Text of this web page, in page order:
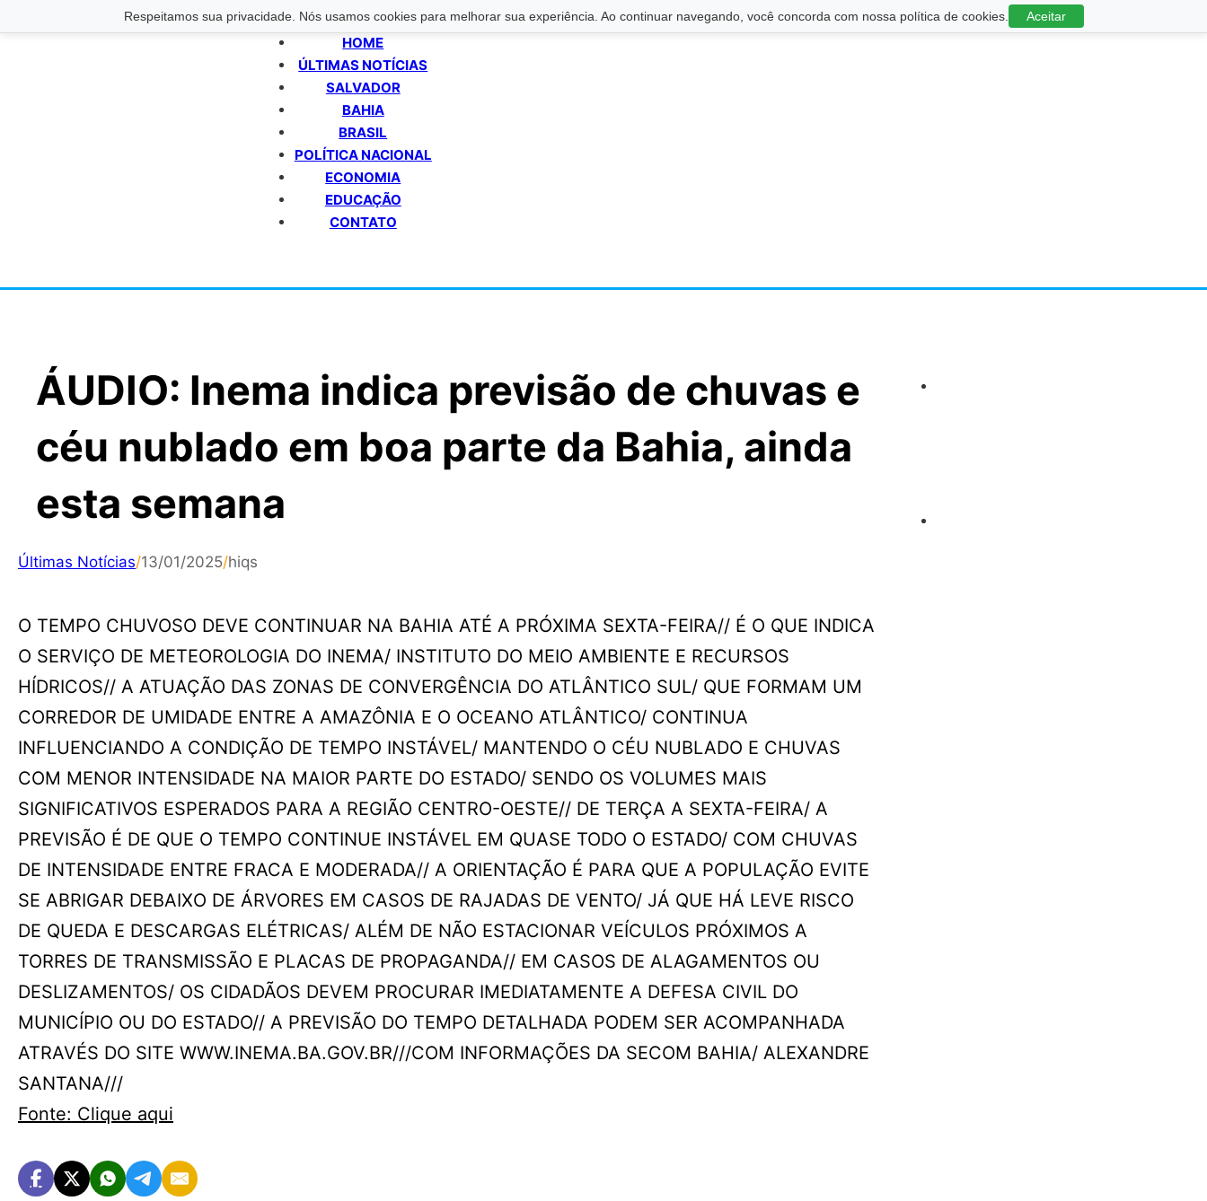
Respeitamos sua privacidade. Nós usamos cookies para melhorar sua experiência. Ao continuar navegando, você concorda com nossa política de cookies. Aceitar
HOME
ÚLTIMAS NOTÍCIAS
SALVADOR
BAHIA
BRASIL
POLÍTICA NACIONAL
ECONOMIA
EDUCAÇÃO
CONTATO
ÁUDIO: Inema indica previsão de chuvas e
céu nublado em boa parte da Bahia, ainda
esta semana
Últimas Notícias/13/01/2025/hiqs
O TEMPO CHUVOSO DEVE CONTINUAR NA BAHIA ATÉ A PRÓXIMA SEXTA-FEIRA// É O QUE INDICA
O SERVIÇO DE METEOROLOGIA DO INEMA/ INSTITUTO DO MEIO AMBIENTE E RECURSOS
HÍDRICOS// A ATUAÇÃO DAS ZONAS DE CONVERGÊNCIA DO ATLÂNTICO SUL/ QUE FORMAM UM
CORREDOR DE UMIDADE ENTRE A AMAZÔNIA E O OCEANO ATLÂNTICO/ CONTINUA
INFLUENCIANDO A CONDIÇÃO DE TEMPO INSTÁVEL/ MANTENDO O CÉU NUBLADO E CHUVAS
COM MENOR INTENSIDADE NA MAIOR PARTE DO ESTADO/ SENDO OS VOLUMES MAIS
SIGNIFICATIVOS ESPERADOS PARA A REGIÃO CENTRO-OESTE// DE TERÇA A SEXTA-FEIRA/ A
PREVISÃO É DE QUE O TEMPO CONTINUE INSTÁVEL EM QUASE TODO O ESTADO/ COM CHUVAS
DE INTENSIDADE ENTRE FRACA E MODERADA// A ORIENTAÇÃO É PARA QUE A POPULAÇÃO EVITE
SE ABRIGAR DEBAIXO DE ÁRVORES EM CASOS DE RAJADAS DE VENTO/ JÁ QUE HÁ LEVE RISCO
DE QUEDA E DESCARGAS ELÉTRICAS/ ALÉM DE NÃO ESTACIONAR VEÍCULOS PRÓXIMOS A
TORRES DE TRANSMISSÃO E PLACAS DE PROPAGANDA// EM CASOS DE ALAGAMENTOS OU
DESLIZAMENTOS/ OS CIDADÃOS DEVEM PROCURAR IMEDIATAMENTE A DEFESA CIVIL DO
MUNICÍPIO OU DO ESTADO// A PREVISÃO DO TEMPO DETALHADA PODEM SER ACOMPANHADA
ATRAVÉS DO SITE WWW.INEMA.BA.GOV.BR///COM INFORMAÇÕES DA SECOM BAHIA/ ALEXANDRE
SANTANA///
Fonte: Clique aqui